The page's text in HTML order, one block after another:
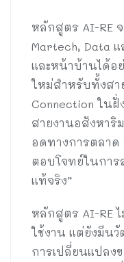
หลักสูตร AI-RE จ
Martech, Data แ
และหน้าบ้านได้อ
ใหม่สำหรับทั้งสา
Connection ใน
สายงานอสังหาริ
อดทางการตลาด
ตอบโจทย์ในการ
แท้จริง”
หลักสูตร AI-RE ไ
ใช้งาน แต่ยังมีน
การเปลี่ยนแปลง